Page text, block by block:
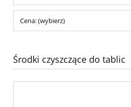
Cena: (wybierz)
Środki czyszczące do tablic